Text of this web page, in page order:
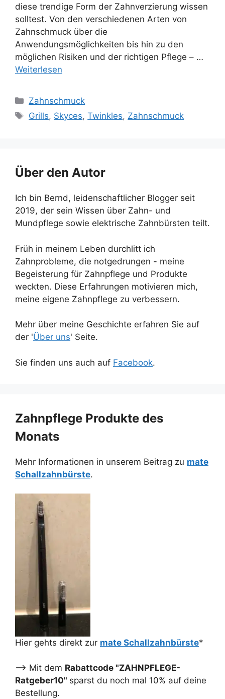
diese trendige Form der Zahnverzierung wissen
solltest. Von den verschiedenen Arten von
Zahnschmuck über die
Anwendungsmöglichkeiten bis hin zu den
möglichen Risiken und der richtigen Pflege – …
Weiterlesen
Kategorien
Zahnschmuck
Schlagwörter
Grills, Skyces,Twinkles, Zahnschmuck
Über den Autor
Ich bin Bernd, leidenschaftlicher Blogger seit
2019, der sein Wissen über Zahn- und
Mundpflege sowie elektrische Zahnbürsten teilt.
Früh in meinem Leben durchlitt ich
Zahnprobleme, die notgedrungen - meine
Begeisterung für Zahnpflege und Produkte
weckten. Diese Erfahrungen motivieren mich,
meine eigene Zahnpflege zu verbessern.
Mehr über meine Geschichte erfahren Sie auf
der 'Über uns' Seite.
Sie finden uns auch auf Facebook.
Zahnpflege Produkte des
Monats
Mehr Informationen in unserem Beitrag zu mate
Schallzahnbürste.
Hier gehts direkt zur mate Schallzahnbürste*
--> Mit dem Rabattcode "ZAHNPFLEGE-
Ratgeber10" sparst du noch mal 10% auf deine
Bestellung.